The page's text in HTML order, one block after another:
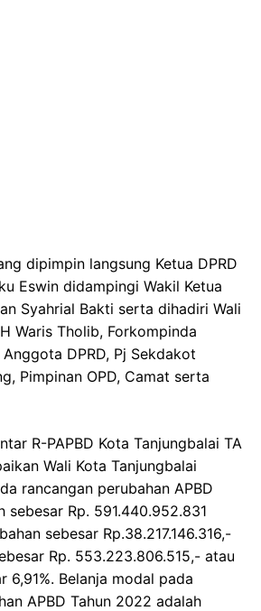
dipimpin langsung Ketua DPRD
Eswin didampingi Wakil Ketua
Syahrial Bakti serta dihadiri Wali
Waris Tholib, Forkompinda
DPRD, Pj Sekdakot
Pimpinan OPD, Camat serta
R-PAPBD Kota Tanjungbalai TA
Wali Kota Tanjungbalai
rancangan perubahan APBD
sebesar Rp. 591.440.952.831
sebesar Rp.38.217.146.316,-
Rp. 553.223.806.515,- atau
6,91%. Belanja modal pada
APBD Tahun 2022 adalah